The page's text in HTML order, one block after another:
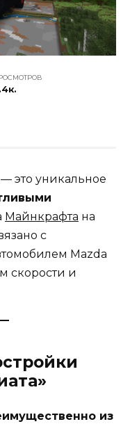
— это уникальное
Майнкрафта на
с
Mazda
скорости и
из